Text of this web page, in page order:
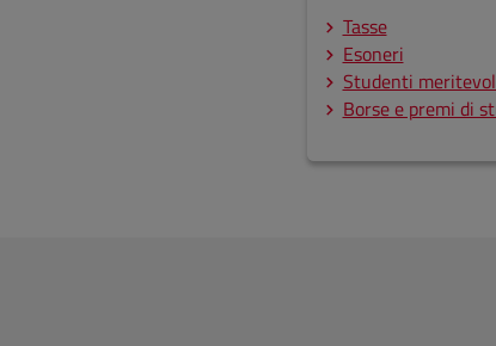
Tasse
Esoneri
Studenti
Borse e premi di